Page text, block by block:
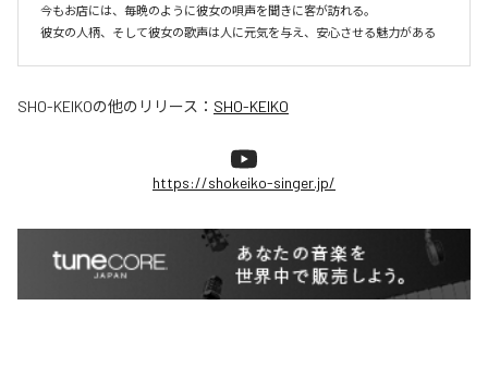
今もお店には、毎晩のように彼女の唄声を聞きに客が訪れる。
彼女の人柄、そして彼女の歌声は人に元気を与え、安心させる魅力がある
SHO-KEIKOの他のリリース： SHO-KEIKO
https://shokeiko-singer.jp/